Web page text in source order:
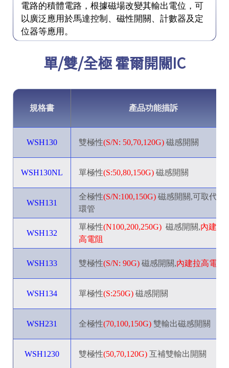
電路的積體電路，根據磁場改變其輸出電位，可
以廣泛應用於馬達控制、磁性開關、計數器及定
位器等應用。
單/雙/全極 霍爾開關IC
規格書 產品功能描訴
WSH130 雙極性(S/N: 50,70,120G) 磁感開關
WSH130NL 單極性(S:50,80,150G) 磁感開關
WSH131
全極性(S/N:100,150G) 磁感開關,可取代磁
環管
WSH132
單極性(N100,200,250G) 磁感開關,內建拉
高電阻
WSH133 雙極性(S/N: 90G) 磁感開關,內建拉高電阻
WSH134 單極性(S:250G) 磁感開關
WSH231 全極性(70,100,150G) 雙輸出磁感開關
WSH1230 雙極性(50,70,120G) 互補雙輸出開關